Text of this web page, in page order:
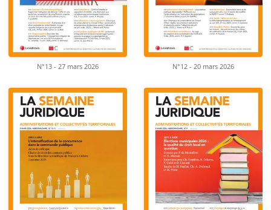
N°13 - 27 mars 2026 N°12 - 20 mars 2026